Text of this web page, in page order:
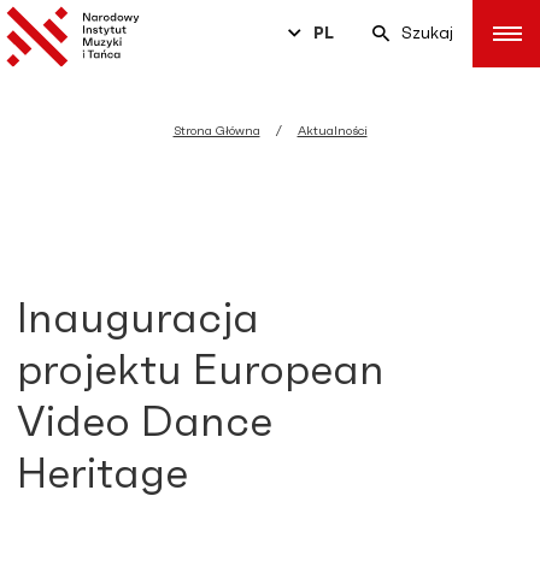
PL Szukaj
Strona Główna Aktualności
Inauguracja
projektu European
Video Dance
Heritage